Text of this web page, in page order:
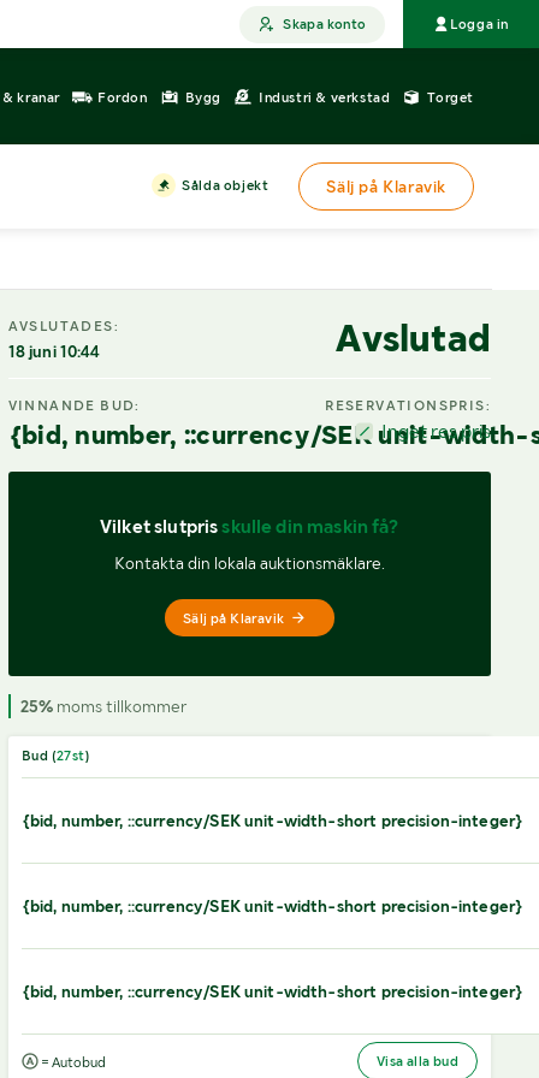
Skapa konto Logga in
kranar Fordon Bygg Industri & verkstad Torget
Sålda objekt Sälj på Klaravik
AVSLUTADES:
18 juni 10:44 Avslutad
VINNANDE BUD:
{bid, number, ::currency/SEK unit-
RESERVATIONSPRIS:
Inget res.pris
Vilket slutpris skulle din maskin få?
Kontakta din lokala auktionsmäklare.
Sälj på Klaravik
25%moms tillkommer
Bud (27st)
{bid, number, ::currency/SEK unit-width-short precision-integer}
{bid, number, ::currency/SEK unit-width-short precision-integer}
{bid, number, ::currency/SEK unit-width-short precision-integer}
= Autobud Visa alla bud